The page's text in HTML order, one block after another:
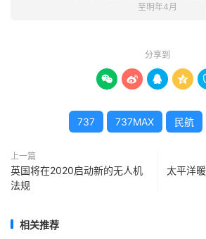
至明年4月
分享到
   
737 737MAX 民航
上一篇
英国将在2020启动新的无人机
法规
太平洋
相关推荐